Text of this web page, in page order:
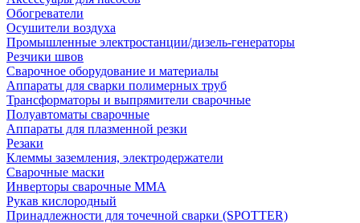
Обогреватели
Осушители воздуха
Промышленные электростанции/дизель-генераторы
Резчики швов
Сварочное оборудование и материалы
Аппараты для сварки полимерных труб
Трансформаторы и выпрямители сварочные
Полуавтоматы сварочные
Аппараты для плазменной резки
Резаки
Клеммы заземления, электродержатели
Сварочные маски
Инверторы сварочные ММА
Рукав кислородный
Принадлежности для точечной сварки (SPOTTER)